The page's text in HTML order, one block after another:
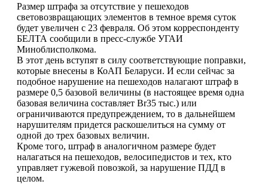
Размер штрафа за отсутствие у пешеходов
световозвращающих элементов в темное время суток
будет увеличен с 23 февраля. Об этом корреспонденту
БЕЛТА сообщили в пресс-службе УГАИ
Миноблисполкома.
В этот день вступят в силу соответствующие поправки,
которые внесены в КоАП Беларуси. И если сейчас за
подобное нарушение на пешеходов налагают штраф в
размере 0,5 базовой величины (в настоящее время одна
базовая величина составляет Br35 тыс.) или
ограничиваются предупреждением, то в дальнейшем
нарушителям придется раскошелиться на сумму от
одной до трех базовых величин.
Кроме того, штраф в аналогичном размере будет
налагаться на пешеходов, велосипедистов и тех, кто
управляет гужевой повозкой, за нарушение ПДД в
целом.